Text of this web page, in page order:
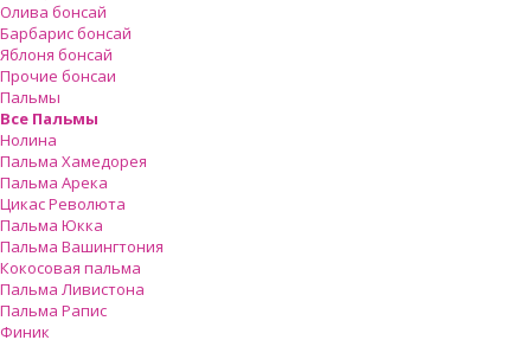
Олива бонсай
Барбарис бонсай
Яблоня бонсай
Прочие бонсаи
Пальмы
Все Пальмы
Нолина
Пальма Хамедорея
Пальма Арека
Цикас Революта
Пальмa Юкка
Пальма Вашингтония
Кокосовая пальма
Пальма Ливистона
Пальма Рапис
Финик